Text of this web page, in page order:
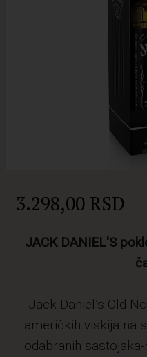
3.298,00 RSD
JACK DANIEL'S
Jack Daniel’s Old
američkih viskija na
odabranih